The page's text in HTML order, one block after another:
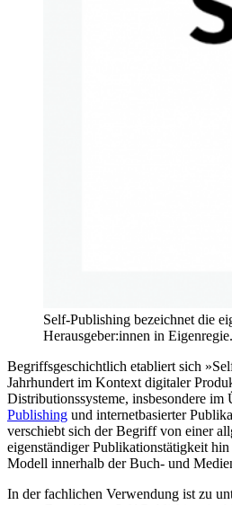
Self-Publishing bezeichnet die
Herausgeber:innen in Eigenregie.
Begriffsgeschichtlich etabliert sich
Jahrhundert im Kontext digitaler
Distributionssysteme, insbesondere im
Publishing und internetbasierter
verschiebt sich der Begriff von einer
eigenständiger Publikationstätigkeit
Modell innerhalb der Buch- und
In der fachlichen Verwendung ist zu